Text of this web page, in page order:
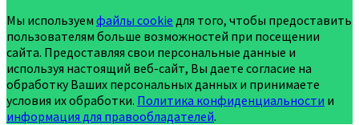
Мы используем файлы cookie для того, чтобы предоставить
пользователям больше возможностей при посещении
сайта. Предоставляя свои персональные данные и
используя настоящий веб-сайт, Вы даете согласие на
обработку Ваших персональных данных и принимаете
условия их обработки. Политика конфиденциальности и
информация для правообладателей.